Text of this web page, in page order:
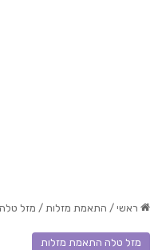
ראשי / התאמת מזלות / מזל
מזל טלה התאמת מזלות